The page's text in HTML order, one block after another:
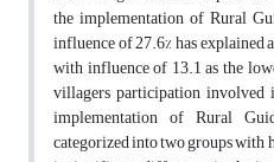
the implementation of Rural
influence of 27.6% has
with influence of 13.1 as the
villagers participation involved
implementation of Rural
categorized into two groups